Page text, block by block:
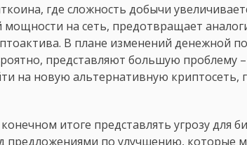
где сложность добычи
на сеть, предотвращает
В плане изменений денежной
представляют большую проблему –
на новую альтернативную криптосеть,
итоге представлять угрозу для
предложениями по улучшению, которые